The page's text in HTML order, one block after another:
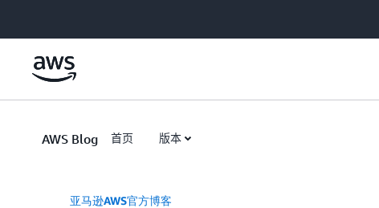
AWS Blog 首页 版本
亚马逊AWS官方博客